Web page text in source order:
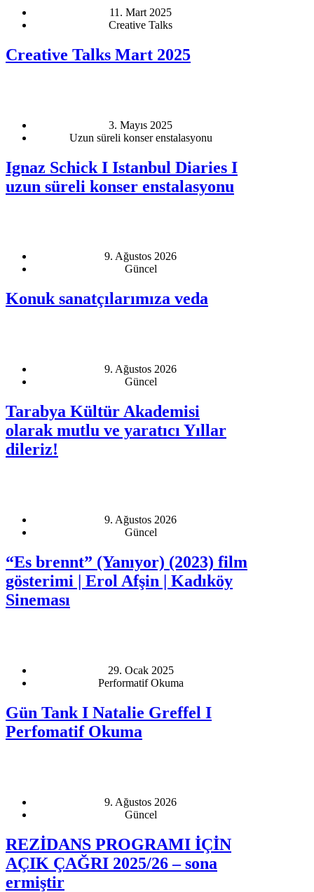
11. Mart 2025
Creative Talks
Creative Talks Mart 2025
3. Mayıs 2025
Uzun süreli konser enstalasyonu
Ignaz Schick I Istanbul Diaries I
uzun süreli konser enstalasyonu
9. Ağustos 2026
Güncel
Konuk sanatçılarımıza veda
9. Ağustos 2026
Güncel
Tarabya Kültür Akademisi
olarak mutlu ve yaratıcı Yıllar
dileriz!
9. Ağustos 2026
Güncel
“Es brennt” (Yanıyor) (2023) film
gösterimi | Erol Afşin | Kadıköy
Sineması
29. Ocak 2025
Performatif Okuma
Gün Tank I Natalie Greffel I
Perfomatif Okuma
9. Ağustos 2026
Güncel
REZİDANS PROGRAMI İÇİN
AÇIK ÇAĞRI 2025/26 – sona
ermiştir